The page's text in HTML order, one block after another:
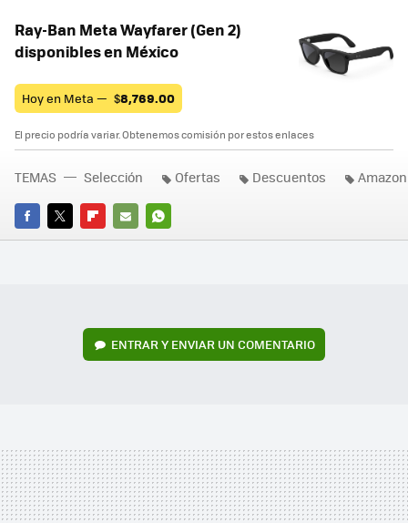
Ray-Ban Meta Wayfarer (Gen 2)
disponibles en México
Hoy en Meta — $8,769.00
El precio podría variar. Obtenemos comisión por estos enlaces
FACEBOOK
TWITTERFLIPBOARD
E-
WHATSAPP
TEMAS Selección Ofertas Descuentos
ENTRAR Y ENVIAR UN COMENTARIO